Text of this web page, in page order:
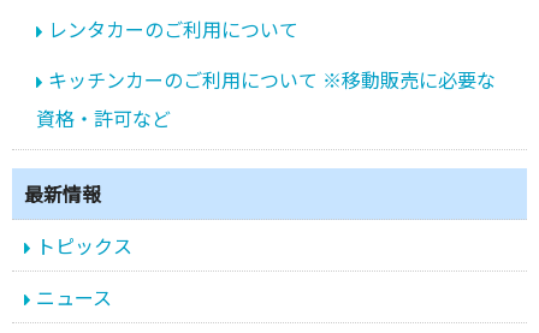
レンタカーのご利用について
キッチンカーのご利用について ※移動販売に必要な
資格・許可など
最新情報
トピックス
ニュース